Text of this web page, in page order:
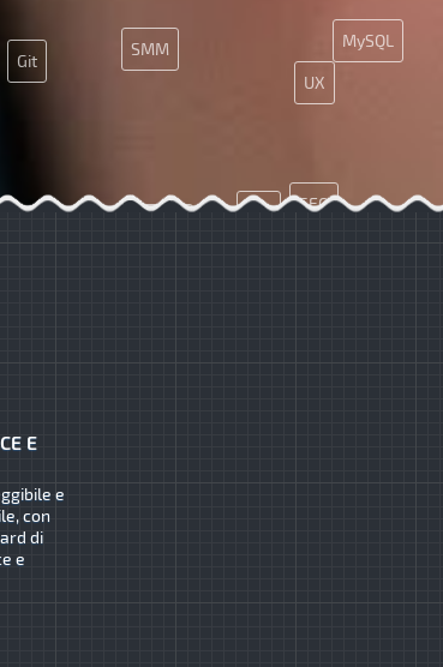
MySQL
SEO
UX
API
SMM
Git
E
e
con
di
e